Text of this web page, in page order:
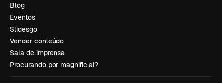
Blog
Eventos
Slidesgo
Vender conteúdo
Sala de imprensa
Procurando por magnific.ai?